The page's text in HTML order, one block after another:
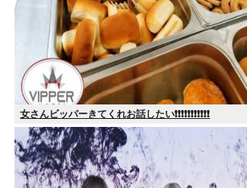
女さんビッパーきてくれお話したい❗❗❗❗❗❗❗❗❗❗❗